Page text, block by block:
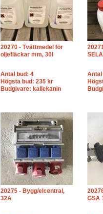
20270 - Tvättmedel för
oljefläckar mm, 30l
Antal bud: 4
Högsta bud: 235 kr
Budgivare: kallekanin
Antal
20275 - Bygg/elcentral,
32A
GSA